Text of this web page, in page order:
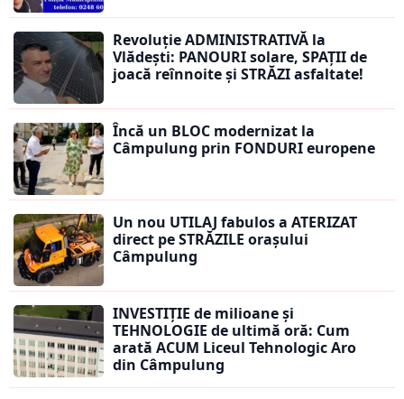
Revoluție ADMINISTRATIVĂ la
Vlădești: PANOURI solare, SPAȚII de
joacă reînnoite și STRĂZI asfaltate!
Încă un BLOC modernizat la
Câmpulung prin FONDURI europene
Un nou UTILAJ fabulos a ATERIZAT
direct pe STRĂZILE orașului
Câmpulung
INVESTIȚIE de milioane și
TEHNOLOGIE de ultimă oră: Cum
arată ACUM Liceul Tehnologic Aro
din Câmpulung